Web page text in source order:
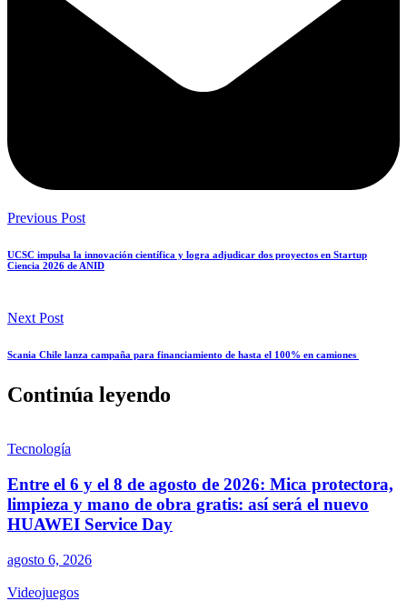
Previous Post
UCSC impulsa la innovación científica y logra adjudicar dos proyectos en Startup
Ciencia 2026 de ANID
Next Post
Scania Chile lanza campaña para financiamiento de hasta el 100% en camiones
Continúa leyendo
Tecnología
Entre el 6 y el 8 de agosto de 2026: Mica protectora,
limpieza y mano de obra gratis: así será el nuevo
HUAWEI Service Day
agosto 6, 2026
Videojuegos